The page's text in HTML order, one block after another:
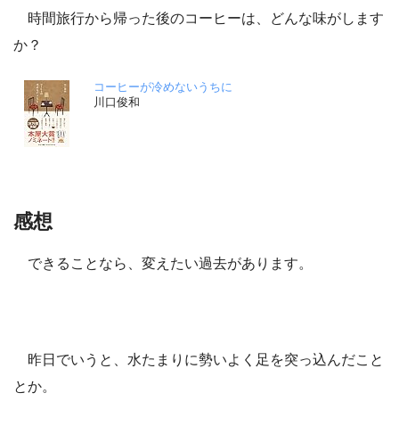
時間旅行から帰った後のコーヒーは、どんな味がします
か？
コーヒーが冷めないうちに
川口俊和
感想
できることなら、変えたい過去があります。
昨日でいうと、水たまりに勢いよく足を突っ込んだこと
とか。